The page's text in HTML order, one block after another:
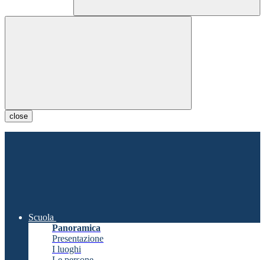
close
Scuola
Panoramica
Presentazione
I luoghi